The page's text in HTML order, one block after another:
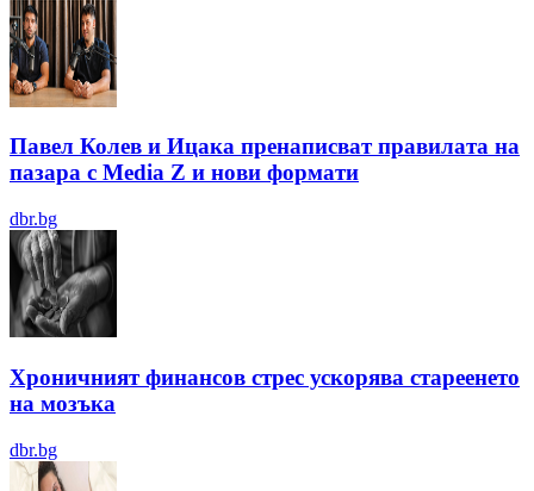
Павел Колев и Ицака пренаписват правилата на
пазара с Media Z и нови формати
dbr.bg
Хроничният финансов стрес ускорява стареенето
на мозъка
dbr.bg